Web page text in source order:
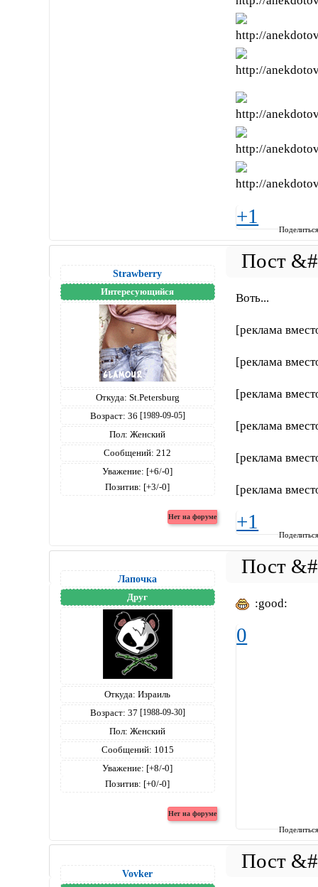
+1
Strawberry
Интересующийся
Откуда: St.Petersburg
Возраст: 36 [1989-09-05]
Пол: Женский
Сообщений: 212
Уважение: [+6/-0]
Позитив: [+3/-0]
Воть...
[реклама
[реклама
[реклама
[реклама
[реклама
[реклама
+1
Лапочка
Друг
Откуда: Израиль
Возраст: 37 [1988-09-30]
Пол: Женский
Сообщений: 1015
Уважение: [+8/-0]
Позитив: [+0/-0]
:good:
0
Vovker